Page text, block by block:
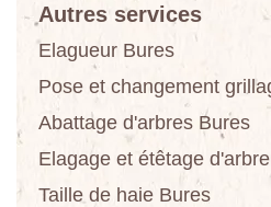
Autres services
Elagueur Bures
Pose et changement
Abattage d'arbres Bures
Elagage et étêtage
Taille de haie Bures